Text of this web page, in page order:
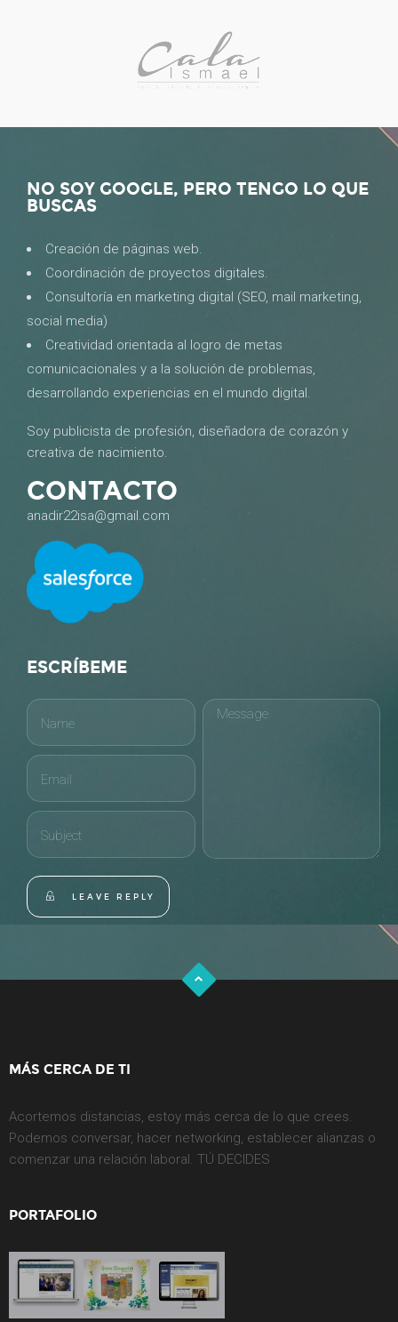
NO SOY GOOGLE, PERO TENGO LO QUE
BUSCAS
Creación de páginas web.
Coordinación de proyectos digitales.
Consultoría en marketing digital (SEO, mail marketing,
social media)
Creatividad orientada al logro de metas
comunicacionales y a la solución de problemas,
desarrollando experiencias en el mundo digital.
Soy publicista de profesión, diseñadora de corazón y
creativa de nacimiento.
CONTACTO
anadir22isa@gmail.com
ESCRÍBEME
LEAVE REPLY
MÁS CERCA DE TI
Acortemos distancias, estoy más cerca de lo que crees.
Podemos conversar, hacer networking, establecer alianzas o
comenzar una relación laboral. TÚ DECIDES
PORTAFOLIO